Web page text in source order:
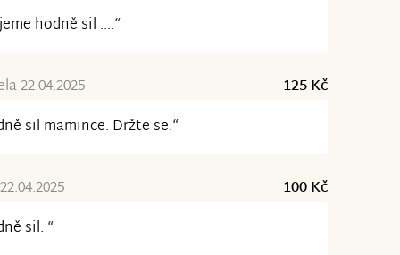
hodně sil ....“
22.04.2025
125 Kč
sil mamince. Držte se.“
100 Kč
sil. “